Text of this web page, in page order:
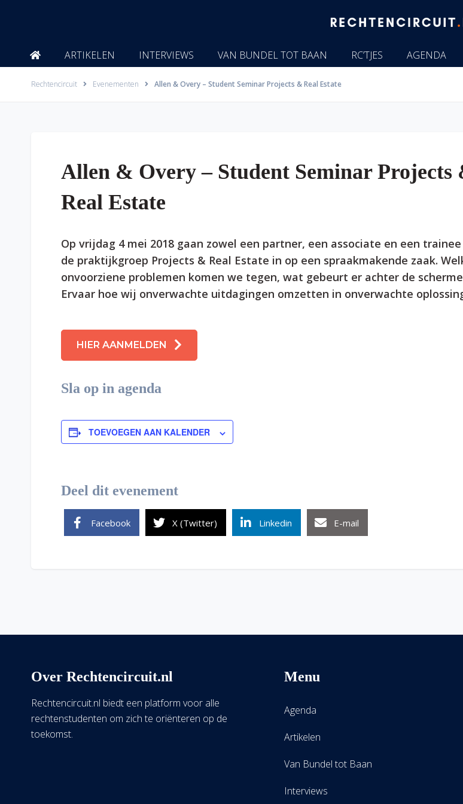
ARTIKELEN INTERVIEWS VAN BUNDEL TOT BAAN RC’TJES AGENDA
Rechtencircuit Evenementen Allen & Overy – Student Seminar Projects & Real Estate
Allen & Overy – Student Seminar Projects
Real Estate
Op vrijdag 4 mei 2018 gaan zowel een partner, een associate en een
de praktijkgroep Projects & Real Estate in op een spraakmakende zaak.
onvoorziene problemen komen we tegen, wat gebeurt er achter de
Ervaar hoe wij onverwachte uitdagingen omzetten in onverwachte
HIER AANMELDEN
Sla op in agenda
TOEVOEGEN AAN KALENDER
Deel dit evenement
Facebook X (Twitter) Linkedin E-mail
Over Rechtencircuit.nl
Rechtencircuit.nl biedt een platform voor alle
rechtenstudenten om zich te oriënteren op de
toekomst.
Menu
Agenda
Artikelen
Van Bundel tot Baan
Interviews